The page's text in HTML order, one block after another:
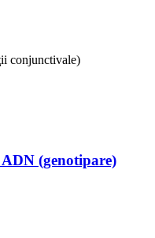
conjunctivale)
(genotipare)